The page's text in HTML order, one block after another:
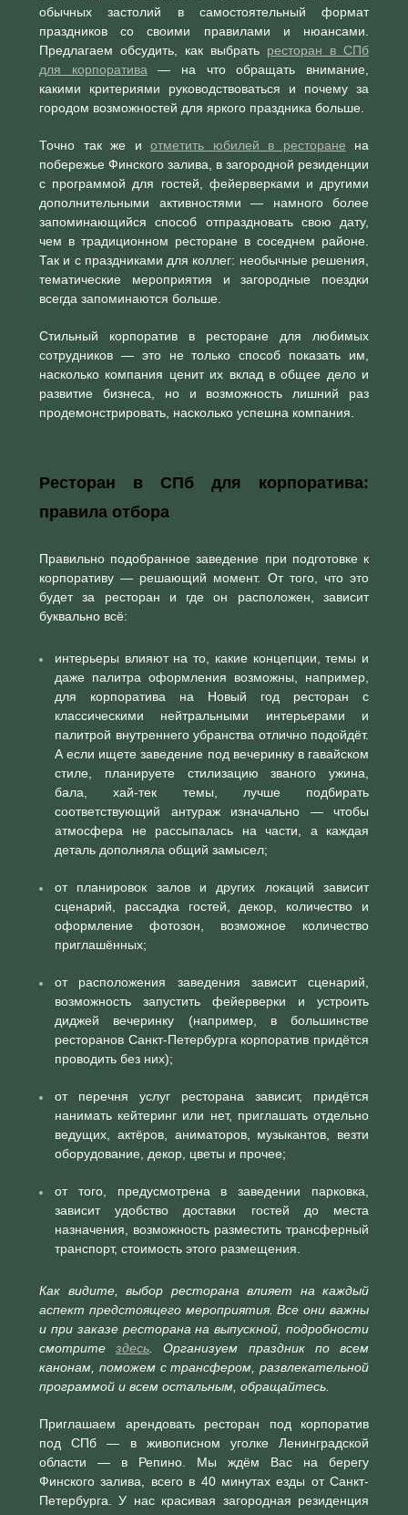
обычных застолий в самостоятельный формат
праздников со своими правилами и нюансами.
Предлагаем обсудить, как выбрать ресторан в СПб
для корпоратива — на что обращать внимание,
какими критериями руководствоваться и почему за
городом возможностей для яркого праздника больше.
Точно так же и отметить юбилей в ресторане на
побережье Финского залива, в загородной резиденции
с программой для гостей, фейерверками и другими
дополнительными активностями — намного более
запоминающийся способ отпраздновать свою дату,
чем в традиционном ресторане в соседнем районе.
Так и с праздниками для коллег: необычные решения,
тематические мероприятия и загородные поездки
всегда запоминаются больше.
Стильный корпоратив в ресторане для любимых
сотрудников — это не только способ показать им,
насколько компания ценит их вклад в общее дело и
развитие бизнеса, но и возможность лишний раз
продемонстрировать, насколько успешна компания.
Ресторан в СПб для корпоратива:
правила отбора
Правильно подобранное заведение при подготовке к
корпоративу — решающий момент. От того, что это
будет за ресторан и где он расположен, зависит
буквально всё:
интерьеры влияют на то, какие концепции, темы и
даже палитра оформления возможны, например,
для корпоратива на Новый год ресторан с
классическими нейтральными интерьерами и
палитрой внутреннего убранства отлично подойдёт.
А если ищете заведение под вечеринку в гавайском
стиле, планируете стилизацию званого ужина,
бала, хай-тек темы, лучше подбирать
соответствующий антураж изначально — чтобы
атмосфера не рассыпалась на части, а каждая
деталь дополняла общий замысел;
от планировок залов и других локаций зависит
сценарий, рассадка гостей, декор, количество и
оформление фотозон, возможное количество
приглашённых;
от расположения заведения зависит сценарий,
возможность запустить фейерверки и устроить
диджей вечеринку (например, в большинстве
ресторанов Санкт-Петербурга корпоратив придётся
проводить без них);
от перечня услуг ресторана зависит, придётся
нанимать кейтеринг или нет, приглашать отдельно
ведущих, актёров, аниматоров, музыкантов, везти
оборудование, декор, цветы и прочее;
от того, предусмотрена в заведении парковка,
зависит удобство доставки гостей до места
назначения, возможность разместить трансферный
транспорт, стоимость этого размещения.
Как видите, выбор ресторана влияет на каждый
аспект предстоящего мероприятия. Все они важны
и при заказе ресторана на выпускной, подробности
смотритездесь . Организуем праздник по всем
канонам, поможем с трансфером, развлекательной
программой и всем остальным, обращайтесь.
Приглашаем арендовать ресторан под корпоратив
под СПб — в живописном уголке Ленинградской
области — в Репино. Мы ждём Вас на берегу
Финского залива, всего в 40 минутах езды от Санкт-
Петербурга. У нас красивая загородная резиденция